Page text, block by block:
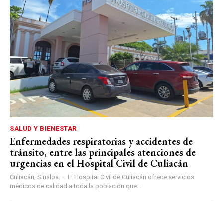
SALUD Y BIENESTAR
Enfermedades respiratorias y accidentes de
tránsito, entre las principales atenciones de
urgencias en el Hospital Civil de Culiacán
Culiacán, Sinaloa. – El Hospital Civil de Culiacán ofrece servicios
médicos de calidad a toda la población que...